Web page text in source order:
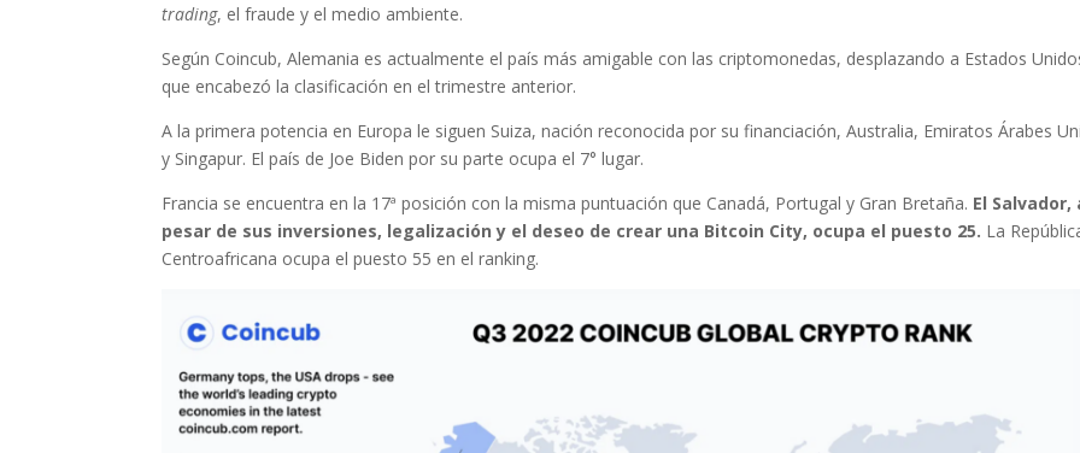
trading, el fraude y el medio ambiente.
Según Coincub, Alemania es actualmente el país más amigable con las criptomonedas, desplazando a Estados
que encabezó la clasificación en el trimestre anterior.
A la primera potencia en Europa le siguen Suiza, nación reconocida por su financiación, Australia, Emiratos Árabes
y Singapur. El país de Joe Biden por su parte ocupa el 7° lugar.
Francia se encuentra en la 17ª posición con la misma puntuación que Canadá, Portugal y Gran Bretaña. El Salvador,
pesar de sus inversiones, legalización y el deseo de crear una Bitcoin City, ocupa el puesto 25. La
Centroafricana ocupa el puesto 55 en el ranking.